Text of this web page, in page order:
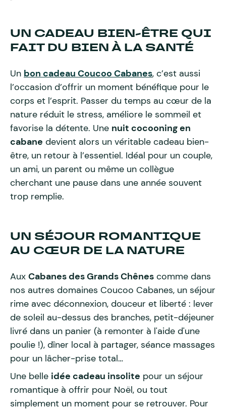
UN CADEAU BIEN-ÊTRE QUI
FAIT DU BIEN À LA SANTÉ
Un bon cadeau Coucoo Cabanes, c’est aussi
l’occasion d’offrir un moment bénéfique pour le
corps et l’esprit. Passer du temps au cœur de la
nature réduit le stress, améliore le sommeil et
favorise la détente. Une nuit cocooning en
cabane devient alors un véritable cadeau bien-
être, un retour à l’essentiel. Idéal pour un couple,
un ami, un parent ou même un collègue
cherchant une pause dans une année souvent
trop remplie.
UN SÉJOUR ROMANTIQUE
AU CŒUR DE LA NATURE
Aux Cabanes des Grands Chênes comme dans
nos autres domaines Coucoo Cabanes, un séjour
rime avec déconnexion, douceur et liberté : lever
de soleil au-dessus des branches, petit-déjeuner
livré dans un panier (à remonter à l'aide d'une
poulie !), dîner local à partager, séance massages
pour un lâcher-prise total…
Une belle idée cadeau insolite pour un séjour
romantique à offrir pour Noël, ou tout
simplement un moment pour se retrouver. Pour